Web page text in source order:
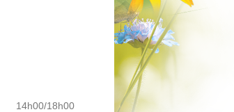
14h00/18h00